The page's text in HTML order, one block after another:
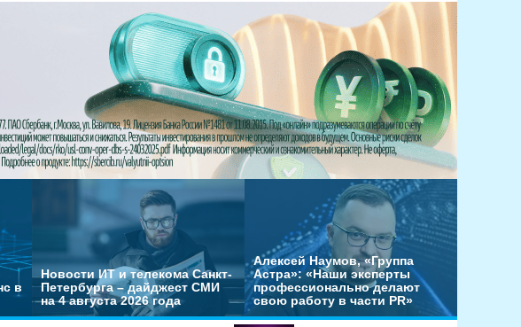
в
Новости ИТ и телекома Санкт-
Петербурга – дайджест СМИ
на 4 августа 2026 года
Алексей Наумов, «Группа
Астра»: «Наши эксперты
профессионально делают
свою работу в части PR»